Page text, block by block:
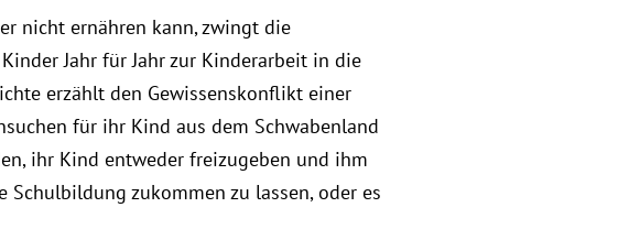
nicht ernähren kann, zwingt die
Jahr für Jahr zur Kinderarbeit in die
erzählt den Gewissenskonflikt einer
für ihr Kind aus dem Schwabenland
ihr Kind entweder freizugeben und ihm
zukommen zu lassen, oder es